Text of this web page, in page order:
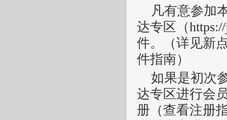
凡有意参加
达专区（
件。（详见新
件指南）
如果是初次
达专区进行会
册（查看注册